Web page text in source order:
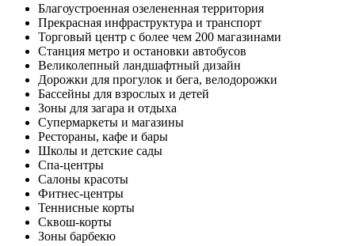
Благоустроенная озелененная территория
Прекрасная инфраструктура и транспорт
Торговый центр с более чем 200 магазинами
Станция метро и остановки автобусов
Великолепный ландшафтный дизайн
Дорожки для прогулок и бега, велодорожки
Бассейны для взрослых и детей
Зоны для загара и отдыха
Супермаркеты и магазины
Рестораны, кафе и бары
Школы и детские сады
Спа-центры
Салоны красоты
Фитнес-центры
Теннисные корты
Сквош-корты
Зоны барбекю